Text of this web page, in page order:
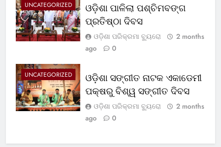
UNCATEGORIZED
ଓଡ଼ିଶା ପାଳିଲା ପଶ୍ଚିମବଙ୍ଗ
ପ୍ରତିଷ୍ଠା ଦିବସ
ଓଡ଼ିଶା ପରିକ୍ରମା ବ୍ୟୁରୋ
2 months
ago
0
UNCATEGORIZED
ଓଡ଼ିଶା ସଙ୍ଗୀତ ନାଟକ ଏକାଡେମୀ
ପକ୍ଷରୁ ବିଶ୍ୱ ସଙ୍ଗୀତ ଦିବସ
ଓଡ଼ିଶା ପରିକ୍ରମା ବ୍ୟୁରୋ
2 months
ago
0